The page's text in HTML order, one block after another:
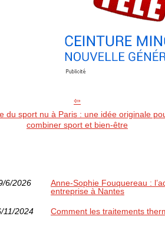
du sport nu à Paris : une idée originale
combiner sport et bien-être
6/2026
Anne‑Sophie Fouquereau :
entreprise à Nantes
11/2024 Comment les traitements